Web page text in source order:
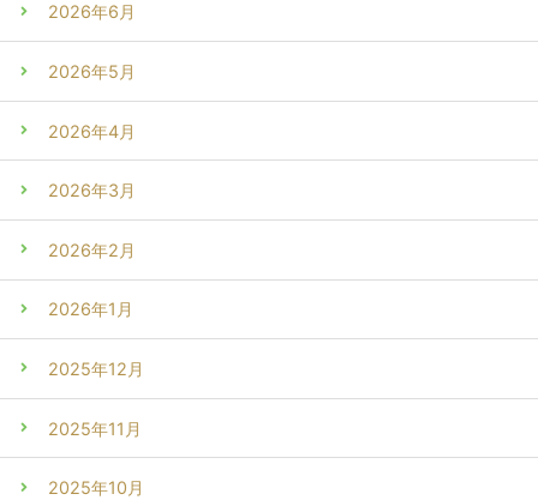
2026年6月
2026年5月
2026年4月
2026年3月
2026年2月
2026年1月
2025年12月
2025年11月
2025年10月